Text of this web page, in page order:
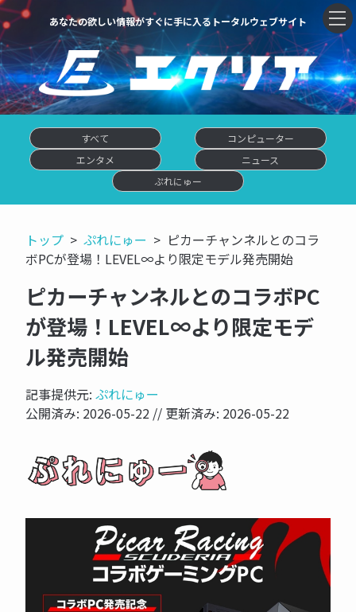
あなたの欲しい情報がすぐに手に入るトータルウェブサイト
すべて
コンピューター
エンタメ
ニュース
ぷれにゅー
トップ ぷれにゅー
ピカーチャンネルとのコラ
ボPCが登場！LEVEL∞より限定モデル発売開始
ピカーチャンネルとのコラボPC
が登場！LEVEL∞より限定モデ
ル発売開始
記事提供元: ぷれにゅー
公開済み: 2026-05-22 // 更新済み: 2026-05-22